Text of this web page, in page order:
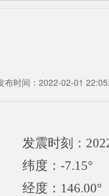
布时间：2022-02-01
发震时刻：
纬度：-7.15°
经度：146.00°